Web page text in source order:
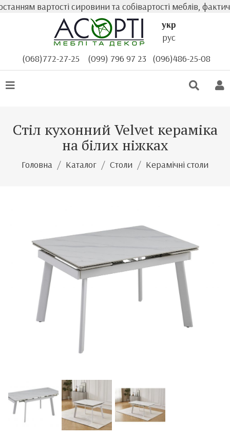
вартості сировини та собівартості меблів,
укр
рус
(068)772-27-25
(099) 796 97 23 (096)486-25-08
Стіл кухонний Velvet кераміка
на білих ніжках
Головна Каталог Столи Керамічні столи